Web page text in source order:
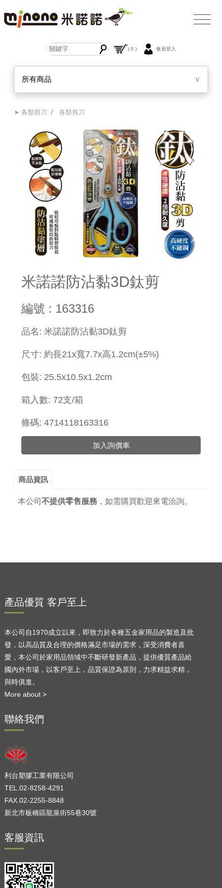
( 0 ) 會員登入
所有商品 ∨
➤ 各類剪刀 /各類剪刀
米諾諾防沾黏3D鈦剪
編號 : 163316
​品名: 米諾諾防沾黏3D鈦剪
尺寸: 約長21x寬7.7x高1.2cm(±5%)
包裝: 25.5x10.5x1.2cm
箱入數: 72支/箱
條碼: 4714118163316
加入詢價車
商品資訊
本公司 不提供零售服務， 如需購買歡迎來電洽詢。
產品優質 客戶至上
本公司自1970成立以來，即致力於各種五金家用品的製造及批
發，以高品質及合理的價格滿足市場的需求，深受消費者喜
愛，本公司於家用品領域中不斷研發新產品，提供優質產品給
國內外市場，以客戶至上，品質保證為原則，力求精益求精，
與時俱進。
More about >
聯絡我們
利台塑膠工業有限公司
TEL.02-8258-4291
FAX.02-2255-8848
新北市板橋區龍泉街55巷30號
客服資訊